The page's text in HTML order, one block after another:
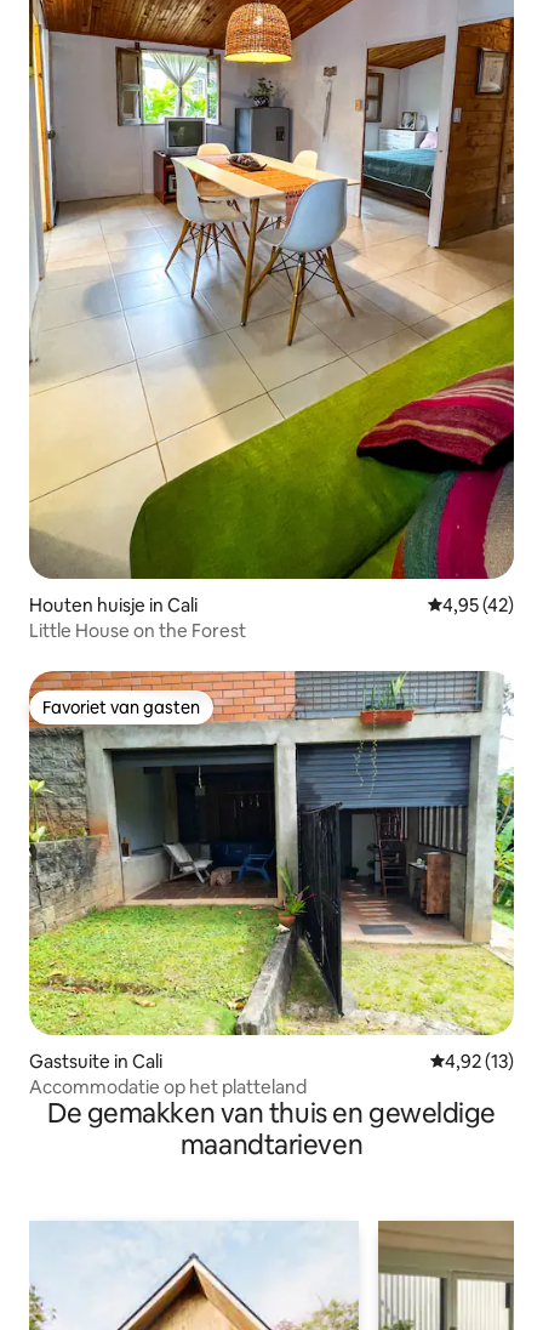
Houten huisje in Cali Gemiddelde
4,95 (42)
Little House on the Forest
Favoriet van gasten
Favoriet van gasten
Gastsuite in Cali Gemiddelde
4,92 (13)
Accommodatie op het platteland
De gemakken van thuis en geweldige
maandtarieven